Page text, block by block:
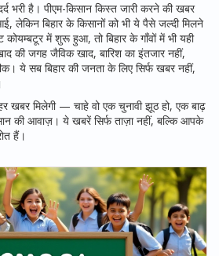
भरी है। पीएम-किसान किस्त जारी करने की खबर
बिहार के किसानों को भी ये पैसे जल्दी मिलने
कोयम्बटूर में शुरू हुआ, तो बिहार के गाँवों में भी यही
की जगह जैविक खाद, बारिश का इंतजार नहीं,
ये सब बिहार की जनता के लिए सिर्फ खबर नहीं,
खबर मिलेगी — चाहे वो एक चुनावी झूठ हो, एक बाढ़
की आवाज़। ये खबरें सिर्फ ताज़ा नहीं, बल्कि आपके
हैं।